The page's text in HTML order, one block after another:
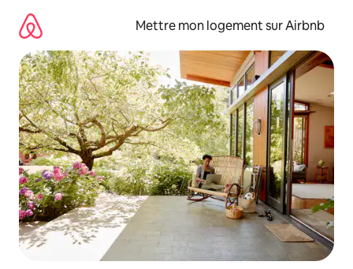
directement
contenu
Mettre mon logement sur Airbnb